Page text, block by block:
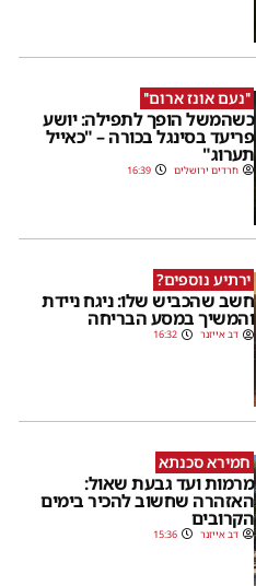
''נעם אונז ארום''
כשהמשל הופך לתפילה: יושע
פריעד בסינגל בכורה – "כאייל
תערוג"
חרדים ירושלים 16:39
ירתיע נוספים?
חשב שהכביש שלו: ניגח ניידת
והמשיך במסע הבריחה
דב אייזנר 16:32
חמירא סכנתא
מרמות ועד גבעת שאול:
האזהרה שחשוב להכיר בימים
הקרובים
דב אייזנר 15:36